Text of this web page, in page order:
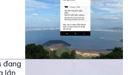
đang
lớn